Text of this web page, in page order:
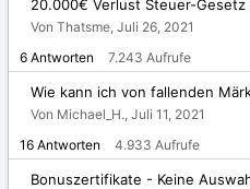
20.000€ Verlust Steuer-Gesetz
Von Thatsme, Juli 26, 2021
6 Antworten 7.243 Aufrufe
Wie kann ich von fallenden
Von Michael_H., Juli 11, 2021
16 Antworten 4.933 Aufrufe
Bonuszertifikate - Keine